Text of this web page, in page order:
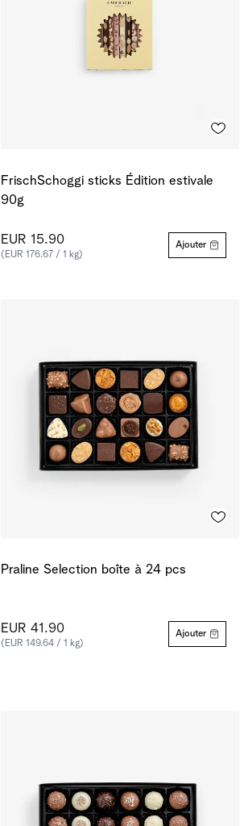
FrischSchoggi sticks Édition estivale
90g
EUR 15.90
(EUR 176.67 / 1 kg)
Ajouter
Praline Selection boîte à 24 pcs
EUR 41.90
(EUR 149.64 / 1 kg)
Ajouter